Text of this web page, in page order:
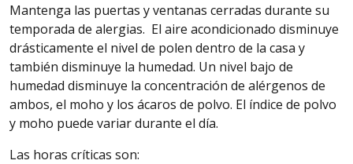
Mantenga las puertas y ventanas cerradas durante su
temporada de alergias. El aire acondicionado disminuye
drásticamente el nivel de polen dentro de la casa y
también disminuye la humedad. Un nivel bajo de
humedad disminuye la concentración de alérgenos de
ambos, el moho y los ácaros de polvo. El índice de polvo
y moho puede variar durante el día.
Las horas críticas son: